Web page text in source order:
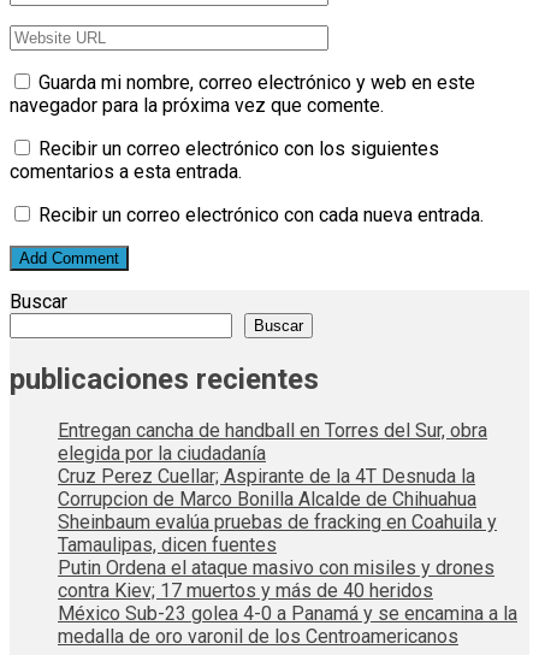
Guarda mi nombre, correo electrónico y web en este
navegador para la próxima vez que comente.
Recibir un correo electrónico con los siguientes
comentarios a esta entrada.
Recibir un correo electrónico con cada nueva entrada.
Buscar
Buscar
publicaciones recientes
Entregan cancha de handball en Torres del Sur, obra
elegida por la ciudadanía
Cruz Perez Cuellar; Aspirante de la 4T Desnuda la
Corrupcion de Marco Bonilla Alcalde de Chihuahua
Sheinbaum evalúa pruebas de fracking en Coahuila y
Tamaulipas, dicen fuentes
Putin Ordena el ataque masivo con misiles y drones
contra Kiev; 17 muertos y más de 40 heridos
México Sub-23 golea 4-0 a Panamá y se encamina a la
medalla de oro varonil de los Centroamericanos